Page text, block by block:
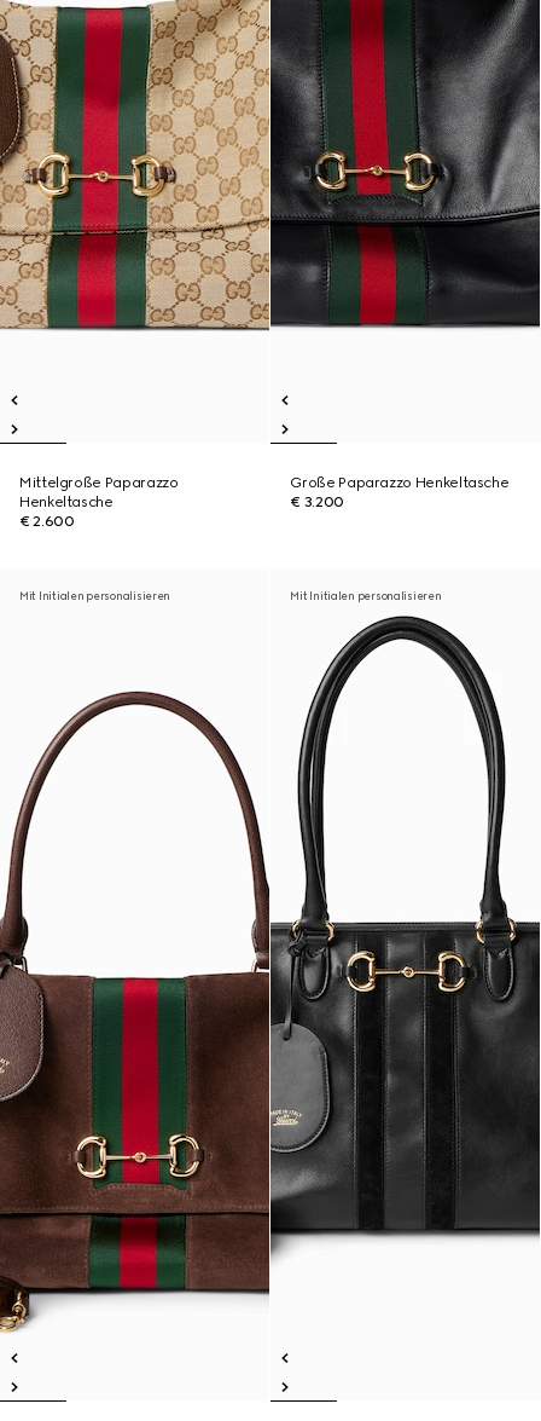
Mittelgroße Paparazzo
Henkeltasche
€ 2.600
Große Paparazzo Henkeltasche
€ 3.200
Mit Initialen personalisieren Mit Initialen personalisieren